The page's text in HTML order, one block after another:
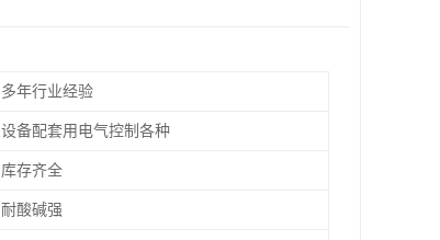
多年行业经验
设备配套用电气控制各种
库存齐全
耐酸碱强